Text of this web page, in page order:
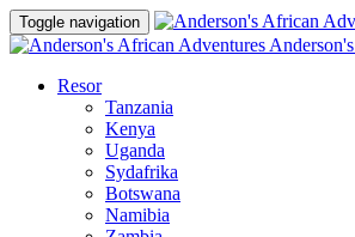
Toggle navigation
Resor
Tanzania
Kenya
Uganda
Sydafrika
Botswana
Namibia